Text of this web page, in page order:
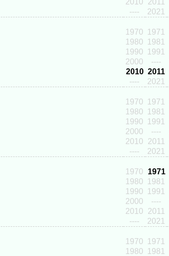
2010
2011
----
2021
1970
1971
1980
1981
1990
1991
2000
----
2010 2011
----
2021
1970
1971
1980
1981
1990
1991
2000
----
2010
2011
----
2021
1970
1971
1980
1981
1990
1991
2000
----
2010
2011
----
2021
1970
1971
1980
1981